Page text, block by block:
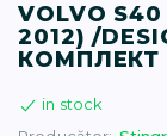
VOLVO
2012) /
КОМПЛЕКТ
in stock